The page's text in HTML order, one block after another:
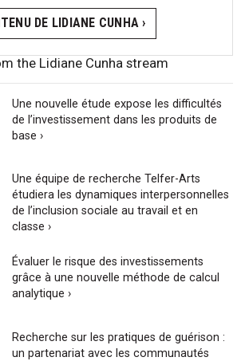
DE LIDIANE CUNHA ›
the Lidiane Cunha stream
Une nouvelle étude expose les difficultés
de l’investissement dans les produits de
base ›
Une équipe de recherche Telfer-Arts
étudiera les dynamiques interpersonnelles
de l’inclusion sociale au travail et en
classe ›
Évaluer le risque des investissements
grâce à une nouvelle méthode de calcul
analytique ›
Recherche sur les pratiques de guérison :
un partenariat avec les communautés